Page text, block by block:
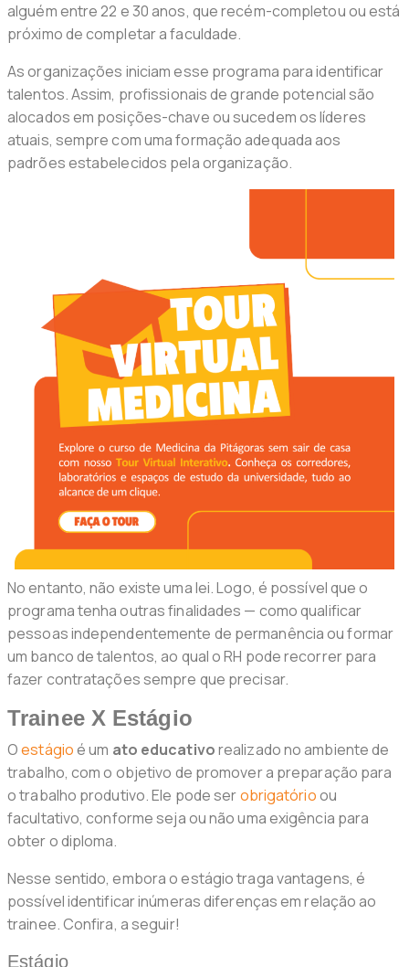
alguém entre 22 e 30 anos, que recém-completou ou está
próximo de completar a faculdade.
As organizações iniciam esse programa para identificar
talentos. Assim, profissionais de grande potencial são
alocados em posições-chave ou sucedem os líderes
atuais, sempre com uma formação adequada aos
padrões estabelecidos pela organização.
No entanto, não existe uma lei. Logo, é possível que o
programa tenha outras finalidades — como qualificar
pessoas independentemente de permanência ou formar
um banco de talentos, ao qual o RH pode recorrer para
fazer contratações sempre que precisar.
Trainee X Estágio
Oestágioé um ato educativorealizado no ambiente de
trabalho, com o objetivo de promover a preparação para
o trabalho produtivo. Ele pode serobrigatórioou
facultativo, conforme seja ou não uma exigência para
obter o diploma.
Nesse sentido, embora o estágio traga vantagens, é
possível identificar inúmeras diferenças em relação ao
trainee. Confira, a seguir!
Estágio